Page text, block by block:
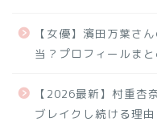
【女優】濱田万葉さ
当？プロフィールまと
【2026最新】村重杏
ブレイクし続ける理